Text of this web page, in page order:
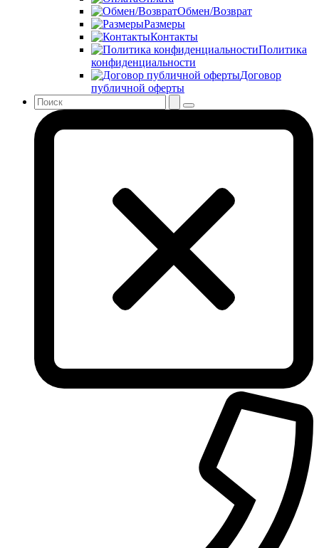
Обмен/Возврат
Размеры
Контакты
Политика
конфиденциальности
Договор
публичной оферты